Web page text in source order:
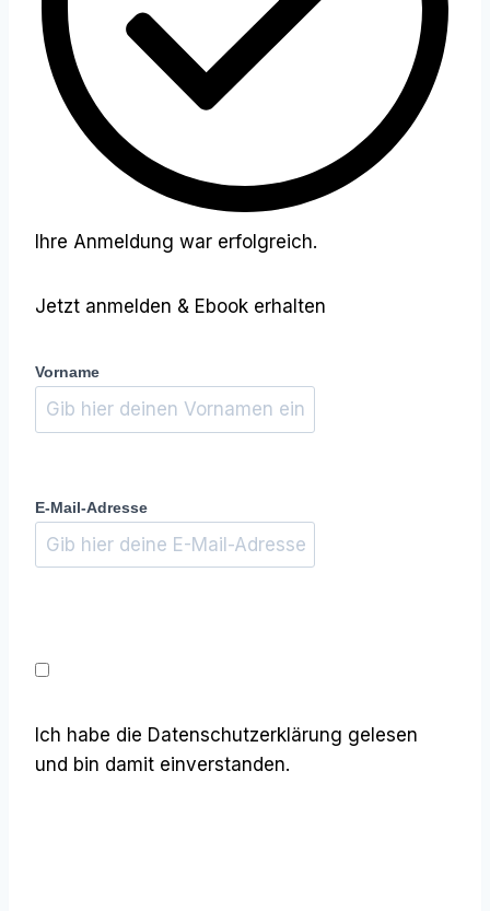
Ihre Anmeldung war erfolgreich.
Jetzt anmelden & Ebook erhalten
Vorname
E-Mail-Adresse
Ich habe die Datenschutzerklärung gelesen
und bin damit einverstanden.